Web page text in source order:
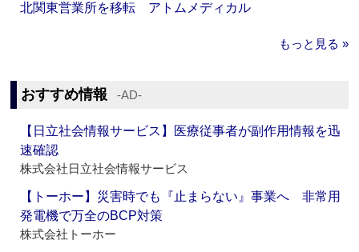
北関東営業所を移転 アトムメディカル
もっと見る »
おすすめ情報 ‐AD‐
【日立社会情報サービス】医療従事者が副作用情報を迅
速確認
株式会社日立社会情報サービス
【トーホー】災害時でも『止まらない』事業へ 非常用
発電機で万全のBCP対策
株式会社トーホー